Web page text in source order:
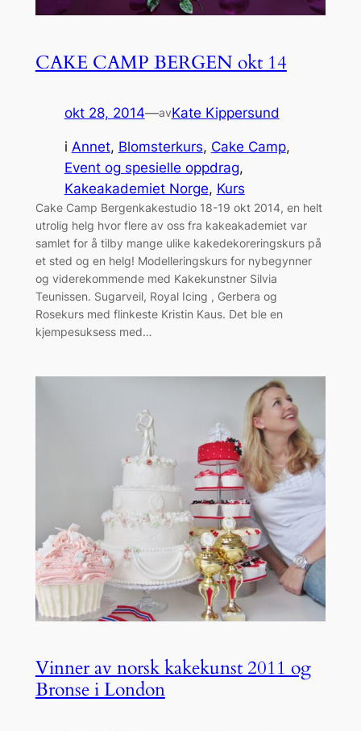
CAKE CAMP BERGEN okt 14
okt 28, 2014—avKate Kippersund
i Annet, Blomsterkurs, Cake Camp
Event og spesielle oppdrag
Kakeakademiet Norge, Kurs
Cake Camp Bergenkakestudio 18-19 okt 2014, en helt
utrolig helg hvor flere av oss fra kakeakademiet var
samlet for å tilby mange ulike kakedekoreringskurs på
et sted og en helg! Modelleringskurs for nybegynner
og viderekommende med Kakekunstner Silvia
Teunissen. Sugarveil, Royal Icing , Gerbera og
Rosekurs med flinkeste Kristin Kaus. Det ble en
kjempesuksess med…
Vinner av norsk kakekunst 2011 og
Bronse i London